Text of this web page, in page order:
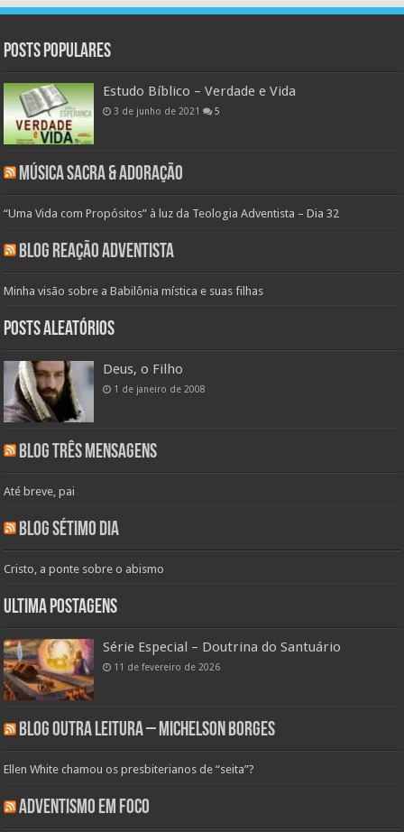
Posts populares
Estudo Bíblico – Verdade e Vida
3 de junho de 2021 5
Música Sacra & Adoração
“Uma Vida com Propósitos” à luz da Teologia Adventista – Dia 32
Blog Reação Adventista
Minha visão sobre a Babilônia mística e suas filhas
Posts aleatórios
Deus, o Filho
1 de janeiro de 2008
Blog Três Mensagens
Até breve, pai
Blog Sétimo Dia
Cristo, a ponte sobre o abismo
Ultima Postagens
Série Especial – Doutrina do Santuário
11 de fevereiro de 2026
Blog Outra Leitura – Michelson Borges
Ellen White chamou os presbiterianos de “seita”?
Adventismo em Foco